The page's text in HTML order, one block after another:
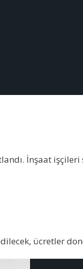
İnşaat işçileri
ücretler